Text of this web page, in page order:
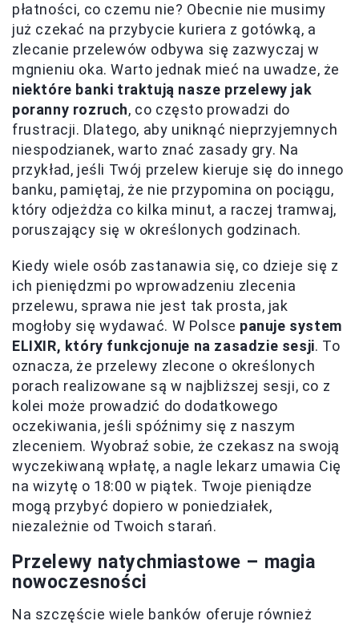
płatności, co czemu nie? Obecnie nie musimy
już czekać na przybycie kuriera z gotówką, a
zlecanie przelewów odbywa się zazwyczaj w
mgnieniu oka. Warto jednak mieć na uwadze, że
niektóre banki traktują nasze przelewy jak
poranny rozruch, co często prowadzi do
frustracji. Dlatego, aby uniknąć nieprzyjemnych
niespodzianek, warto znać zasady gry. Na
przykład, jeśli Twój przelew kieruje się do innego
banku, pamiętaj, że nie przypomina on pociągu,
który odjeżdża co kilka minut, a raczej tramwaj,
poruszający się w określonych godzinach.
Kiedy wiele osób zastanawia się, co dzieje się z
ich pieniędzmi po wprowadzeniu zlecenia
przelewu, sprawa nie jest tak prosta, jak
mogłoby się wydawać. W Polsce panuje system
ELIXIR, który funkcjonuje na zasadzie sesji. To
oznacza, że przelewy zlecone o określonych
porach realizowane są w najbliższej sesji, co z
kolei może prowadzić do dodatkowego
oczekiwania, jeśli spóźnimy się z naszym
zleceniem. Wyobraź sobie, że czekasz na swoją
wyczekiwaną wpłatę, a nagle lekarz umawia Cię
na wizytę o 18:00 w piątek. Twoje pieniądze
mogą przybyć dopiero w poniedziałek,
niezależnie od Twoich starań.
Przelewy natychmiastowe – magia
nowoczesności
Na szczęście wiele banków oferuje również